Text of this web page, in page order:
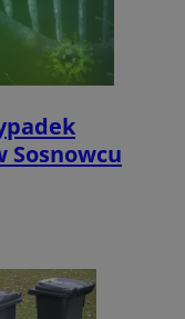
Sosnowcu